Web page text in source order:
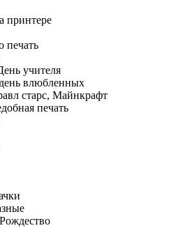
принтере
печать
учителя
влюбленных
старс, Майнкрафт
печать